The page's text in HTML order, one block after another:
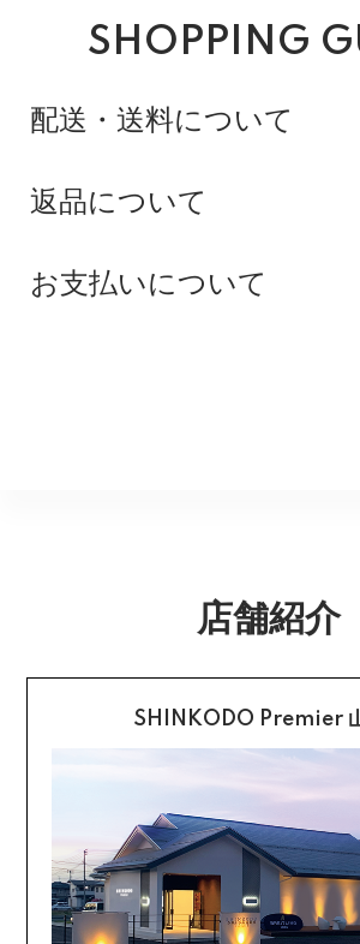
SHOPPING
配送・送料について
佐川急便
全品送料無料にてお届けいたします。
※配達時間を指定できない地域（郡部以
配送・送料の詳細はこちら
返品について
不良品
不良品に該当する場合は当方で負担いた
知らせいたしますので、その後着払い
返品の詳細はこちら
お支払いについて
カード不要の分割払い 【無
60回分割】
《ショッピングクレジット》
ご注文受付メールにあわせて、お手続
ールまたはショートメールにてお送り
店舗紹介
SHINKODO Premier